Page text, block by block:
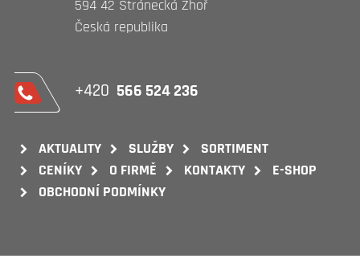
594 42 Stránecká Zhoř
Česká republika
+420 566 524 236
AKTUALITY SLUŽBY
SORTIMENT
CENÍKY
O FIRMĚ KONTAKTY
E-SHOP
OBCHODNÍ PODMÍNKY